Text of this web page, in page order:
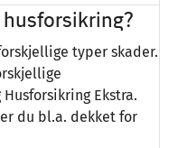
typer skader.
Ekstra.
du bl.a. dekket for